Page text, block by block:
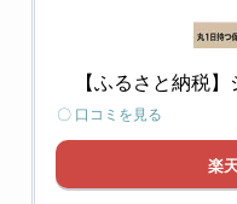
【ふるさと納税
〇 口コミを見る
楽